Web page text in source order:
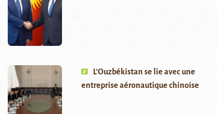
L’Ouzbékistan se lie avec une
entreprise aéronautique chinoise